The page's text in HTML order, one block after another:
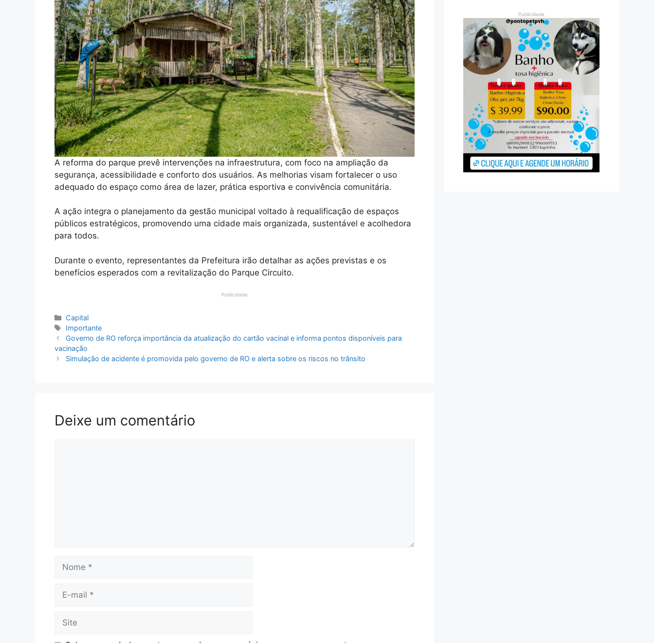
A reforma do parque prevê intervenções na infraestrutura, com foco na ampliação da
segurança, acessibilidade e conforto dos usuários. As melhorias visam fortalecer o uso
adequado do espaço como área de lazer, prática esportiva e convivência comunitária.
A ação integra o planejamento da gestão municipal voltado à requalificação de espaços
públicos estratégicos, promovendo uma cidade mais organizada, sustentável e acolhedora
para todos.
Durante o evento, representantes da Prefeitura irão detalhar as ações previstas e os
benefícios esperados com a revitalização do Parque Circuito.
Publicidade
Categorias
Capital
Tags
Importante
Governo de RO reforça importância da atualização do cartão vacinal e informa pontos disponíveis para
vacinação
Simulação de acidente é promovida pelo governo de RO e alerta sobre os riscos no trânsito
Deixe um comentário
Nome
Site
Publicidade